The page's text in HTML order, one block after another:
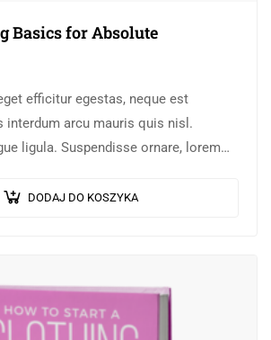
Basics for Absolute
efficitur egestas, neque est
interdum arcu mauris quis nisl.
ligula. Suspendisse ornare, lorem
DODAJ DO KOSZYKA